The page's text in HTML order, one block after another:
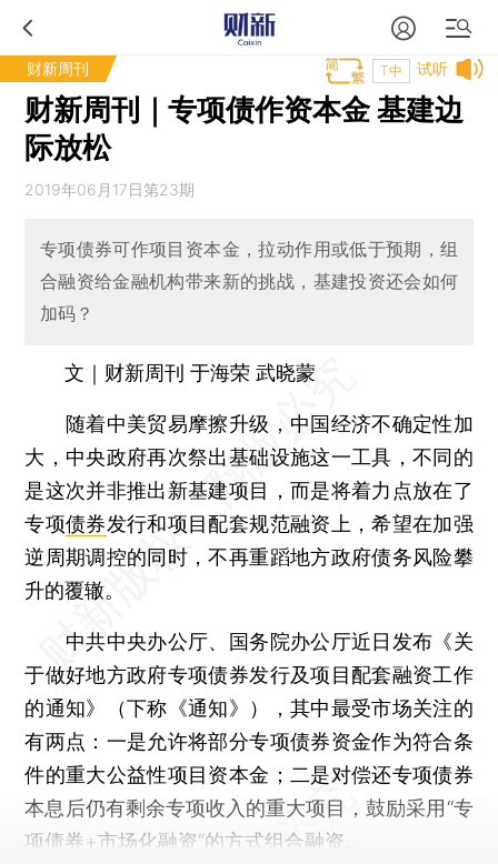
财新周刊 试听
T中
财新周刊｜专项债作资本金 基建边
际放松
2019年06月17日第23期
专项债券可作项目资本金，拉动作用或低于预期，组
合融资给金融机构带来新的挑战，基建投资还会如何
加码？
文｜财新周刊 于海荣 武晓蒙
随着中美贸易摩擦升级，中国经济不确定性加
大，中央政府再次祭出基础设施这一工具，不同的
是这次并非推出新基建项目，而是将着力点放在了
专项债券发行和项目配套规范融资上，希望在加强
逆周期调控的同时，不再重蹈地方政府债务风险攀
升的覆辙。
中共中央办公厅、国务院办公厅近日发布《关
于做好地方政府专项债券发行及项目配套融资工作
的通知》（下称《通知》），其中最受市场关注的
有两点：一是允许将部分专项债券资金作为符合条
件的重大公益性项目资本金；二是对偿还专项债券
本息后仍有剩余专项收入的重大项目，鼓励采用“专
项债券+市场化融资”的方式组合融资。